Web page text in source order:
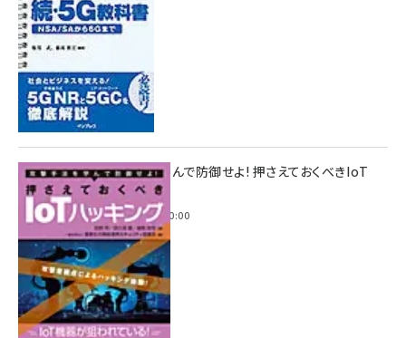
攻撃手法を学んで防御せよ! 押さえておくべきIoT
ハッキング
2022年6月14日 0:00